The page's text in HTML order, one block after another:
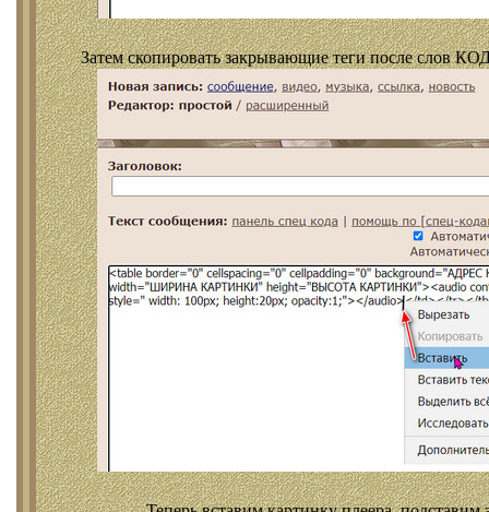
Затем скопировать закрывающие теги после слов